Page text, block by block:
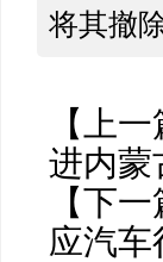
将其撤除
【上
进内蒙
【下
应汽车